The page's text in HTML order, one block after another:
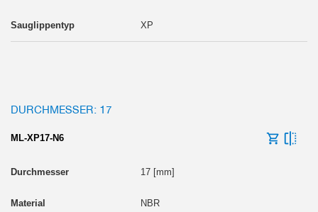
XP
DURCHMESSER: 17
ML-XP17-N6
17 [mm]
NBR